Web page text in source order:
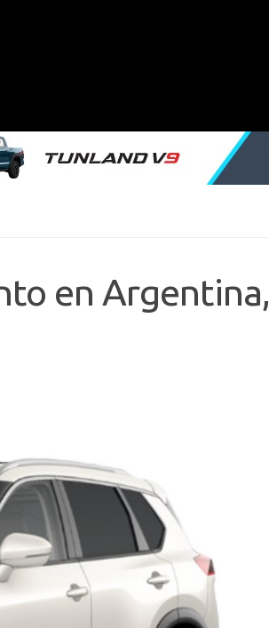
en Argentina,